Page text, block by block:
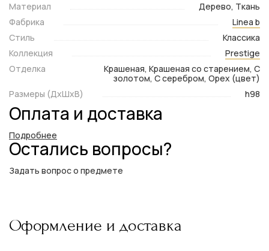
Материал
Дерево, Ткань
Фабрика
Linea b
Стиль
Классика
Коллекция
Prestige
Отделка
Крашеная, Крашеная со старением, С
золотом, С серебром, Орех (цвет)
Размеры (ДxШxВ)
h98
Оплата и доставка
Подробнее
Остались вопросы?
Задать вопрос о предмете
Оформление и доставка